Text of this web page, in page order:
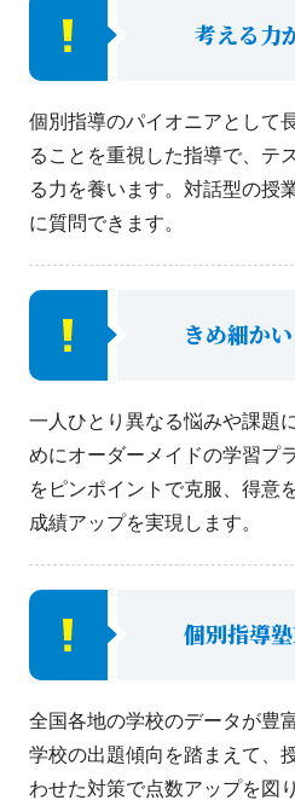
考える力
個別指導のパイオニアとして
ることを重視した指導で、テ
る力を養います。対話型の授
に質問できます。
きめ細か
一人ひとり異なる悩みや課題
めにオーダーメイドの学習プ
をピンポイントで克服、得意
成績アップを実現します。
個別指導
全国各地の学校のデータが豊
学校の出題傾向を踏まえて、
わせた対策で点数アップを図